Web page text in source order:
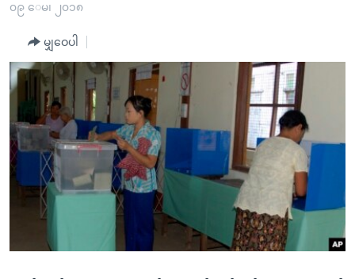
ပင်မ
ကျော်
ကြည့်
ပင်မ
အ
ညွန်း
စာမျက်နှာ
အစ္စရေး-ပါလက်စတိုင်း
အင်္ဂလိပ်စာလေ့လာမယ်
အမေရိကန်သုံးအီဒီယံ
မကြေးမုံရဲ့ အင်္ဂလိပ်စာ
ရုပ်ရှင်ထဲက အင်္ဂလိပ်စာ
သုတပဒေသာ အင်္ဂလိပ်စာ
အပတ်စဉ်ကဏ္ဍများ
ရေဒီယို
တီဗွီ
ရေဒီယိုနှင့်ရုပ်သံ အချက်အလက်များ
ရေဒီယို/တီဗွီအစီအစဉ်
Learning English
၀၉ ေမ၊ ၂၀၁၈
မျှဝေပါ